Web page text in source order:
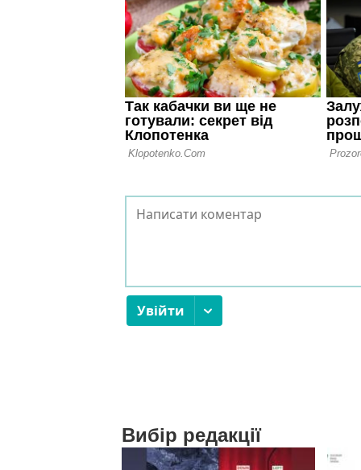
Вибір редакції